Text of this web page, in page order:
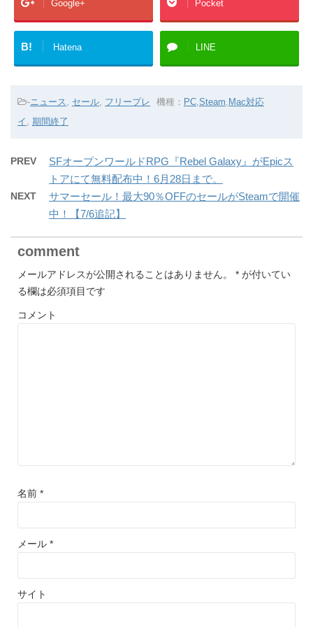
Google+ Pocket
B! Hatena LINE
-ニュース セール フリープレ
イ
期間終了
機種： PC Steam Mac対応
PREV
SFオープンワールドRPG『Rebel Galaxy』がEpicス
トアにて無料配布中！6月28日まで。
NEXT
サマーセール！最大90％OFFのセールがSteamで開催
中！【7/6追記】
comment
メールアドレスが公開されることはありません。 * が付いてい
る欄は必須項目です
コメント
名前 *
メール *
サイト